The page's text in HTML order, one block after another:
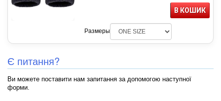
В КОШИК
Размеры
Є питання?
Ви можете поставити нам запитання за допомогою наступної
форми.